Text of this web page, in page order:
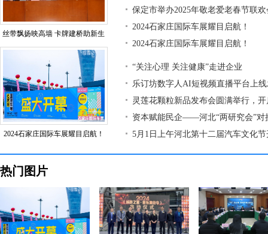
丝带飘扬映高墙 卡牌建桥助新生
2024石家庄国际车展耀目启航！
保定市举办2025年敬老爱老春节联欢
2024石家庄国际车展耀目启航！
2024石家庄国际车展耀目启航！
“关注心理 关注健康”走进企业
乐订坊数字人AI短视频直播平台上
灵莲花颗粒新品发布会圆满举行，
资本赋能民企——河北“两研究会”对
5月1日上午河北第十二届汽车文化节
热门图片